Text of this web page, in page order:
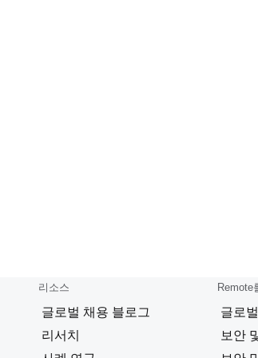
리소스
글로벌 채용 블로그
리서치
Remote
글로
보안